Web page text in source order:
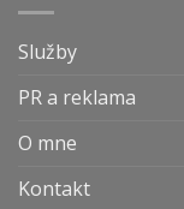
Služby
PR a reklama
O mne
Kontakt